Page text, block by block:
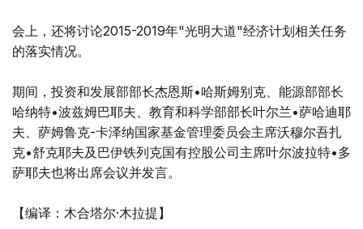
会上，还将讨论2015-2019年"光明大道"经济计划相关任务
的落实情况。
期间，投资和发展部部长杰恩斯•哈斯姆别克、能源部部长
哈纳特•波兹姆巴耶夫、教育和科学部部长叶尔兰•萨哈迪耶
夫、萨姆鲁克-卡泽纳国家基金管理委员会主席沃穆尔吾扎
克•舒克耶夫及巴伊铁列克国有控股公司主席叶尔波拉特•多
萨耶夫也将出席会议并发言。
【编译：木合塔尔·木拉提】